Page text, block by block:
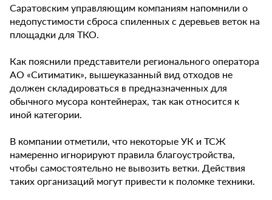
Саратовским управляющим компаниям напомнили о
недопустимости сброса спиленных с деревьев веток на
площадки для ТКО.
Как пояснили представители регионального оператора
АО «Ситиматик», вышеуказанный вид отходов не
должен складироваться в предназначенных для
обычного мусора контейнерах, так как относится к
иной категории.
В компании отметили, что некоторые УК и ТСЖ
намеренно игнорируют правила благоустройства,
чтобы самостоятельно не вывозить ветки. Действия
таких организаций могут привести к поломке техники.